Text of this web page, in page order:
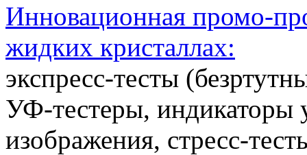
Инновационная промо-
жидких кристаллах:
экспресс-тесты
УФ-тестеры, индикаторы
изображения, стресс-